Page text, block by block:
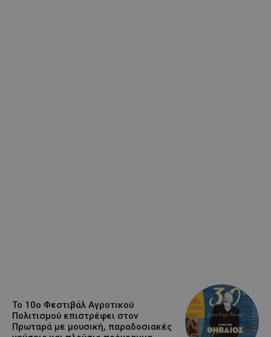
Το 10ο Φεστιβάλ Αγροτικού
Πολιτισμού επιστρέφει στον
Πρωταρά με μουσική, παραδοσιακές